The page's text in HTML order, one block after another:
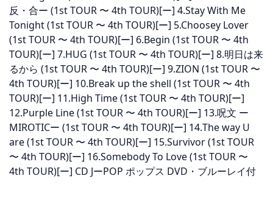
反・合ー (1st TOUR 〜 4th TOUR)[ー] 4.Stay With Me
Tonight(1st TOUR 〜 4th TOUR)[ー] 5.Choosey Lover
(1st TOUR 〜 4th TOUR)[ー] 6.Begin (1st TOUR 〜 4th
TOUR)[ー] 7.HUG (1st TOUR 〜 4th TOUR)[ー] 8.明日は来
るから (1st TOUR 〜 4th TOUR)[ー] 9.ZION (1st TOUR 〜
4th TOUR)[ー] 10.Break up the shell (1st TOUR 〜 4th
TOUR)[ー] 11.High Time(1st TOUR 〜 4th TOUR)[ー]
12.Purple Line(1st TOUR 〜 4th TOUR)[ー] 13.呪文 ー
MIROTICー (1st TOUR 〜 4th TOUR)[ー] 14.The way U
are(1st TOUR 〜 4th TOUR)[ー] 15.Survivor(1st TOUR
〜 4th TOUR)[ー] 16.Somebody To Love(1st TOUR 〜
4th TOUR)[ー] CD JーPOP ポップス DVD・ブルーレイ付